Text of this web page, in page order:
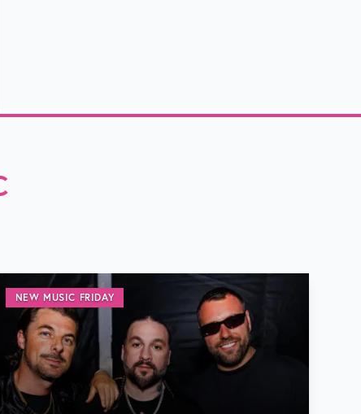
NEW MUSIC FRIDAY